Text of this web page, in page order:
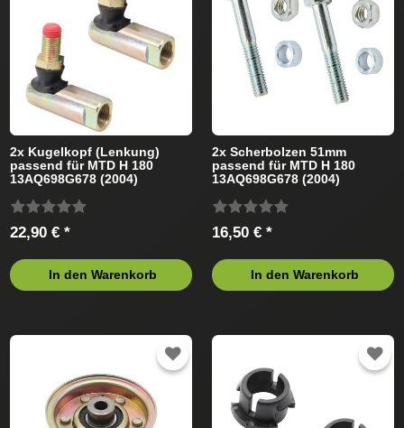
2x Kugelkopf (Lenkung)
passend für MTD H 180
13AQ698G678 (2004)
22,90 € *
In den Warenkorb
2x Scherbolzen 51mm
passend für MTD H 180
13AQ698G678 (2004)
16,50 € *
In den Warenkorb